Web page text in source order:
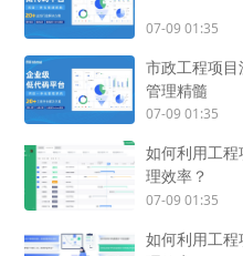
07-09 01:35
市政工程项
管理精髓
07-09 01:35
如何利用工
理效率？
07-09 01:35
如何利用工